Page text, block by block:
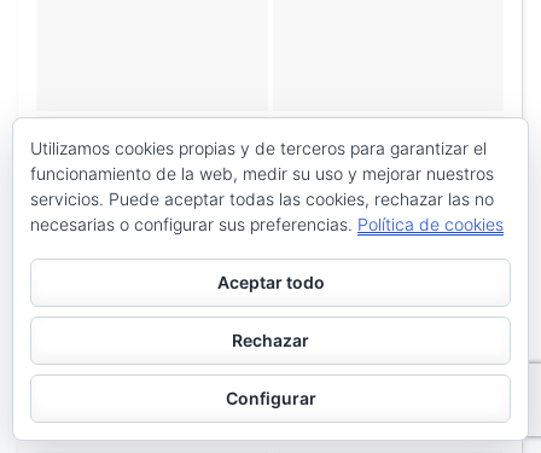
Utilizamos cookies propias y de terceros para garantizar el
funcionamiento de la web, medir su uso y mejorar nuestros
servicios. Puede aceptar todas las cookies, rechazar las no
necesarias o configurar sus preferencias. Política de cookies
Aceptar todo
Rechazar
Configurar